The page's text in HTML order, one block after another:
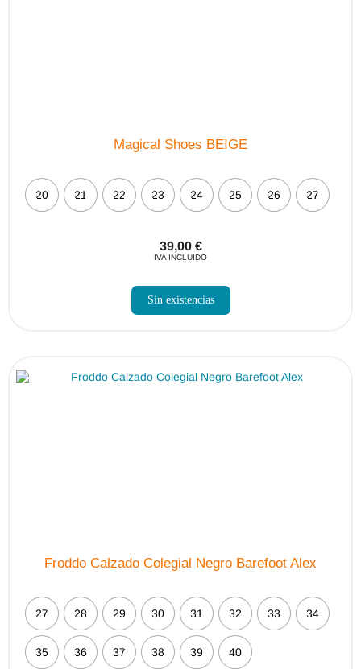
Magical Shoes BEIGE
20 21 22 23 24 25 26 27
39,00 €
IVA INCLUIDO
Sin existencias
Froddo Calzado Colegial Negro Barefoot Alex
27 28 29 30 31 32 33 34
35 36 37 38 39 40